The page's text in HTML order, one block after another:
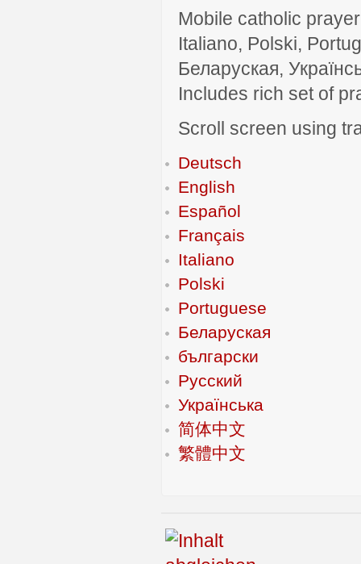
Mobile catholic
Italiano, Polski,
Беларуская,
Includes rich set of
Scroll screen using
Deutsch
English
Español
Français
Italiano
Polski
Portuguese
Беларуская
български
Русский
Українська
简体中文
繁體中文